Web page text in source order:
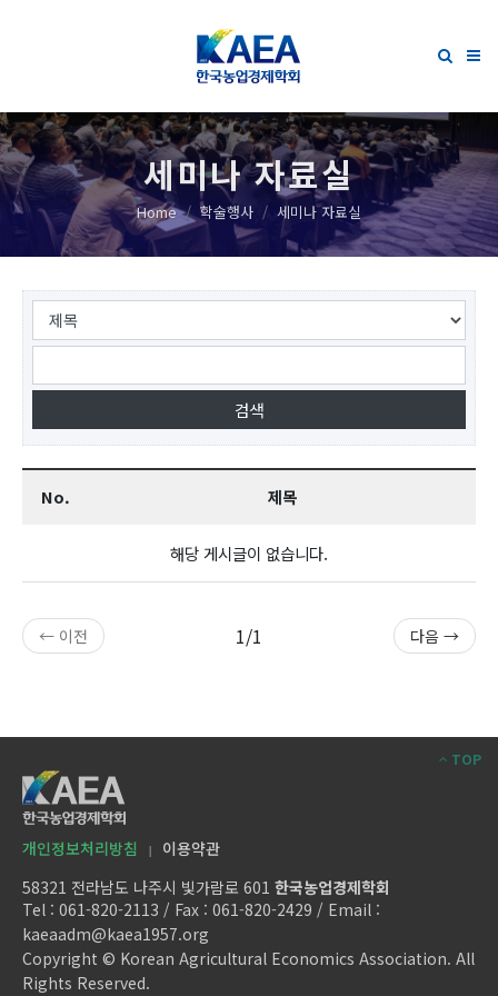
세미나 자료실
Home 학술행사 세미나 자료실
No. 제목
해당 게시글이 없습니다.
← 이전 1/1 다음 →
TOP
개인정보처리방침 |
이용약관
58321 전라남도 나주시 빛가람로 601 한국농업경제학회
Tel : 061-820-2113 / Fax : 061-820-2429 / Email :
kaeaadm@kaea1957.org
Copyright © Korean Agricultural Economics Association. All
Rights Reserved.